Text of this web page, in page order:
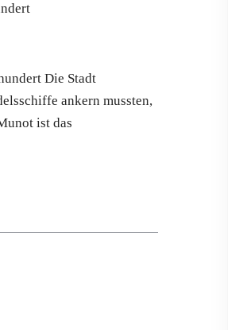
Die Stadt
ankern mussten,
ist das